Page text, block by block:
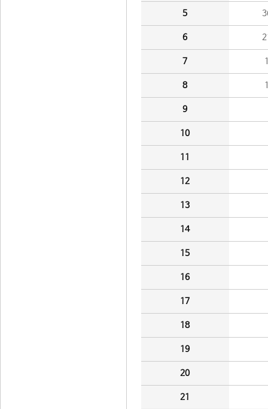
5
6
7
8
9
10
11
12
13
14
15
16
17
18
19
20
21